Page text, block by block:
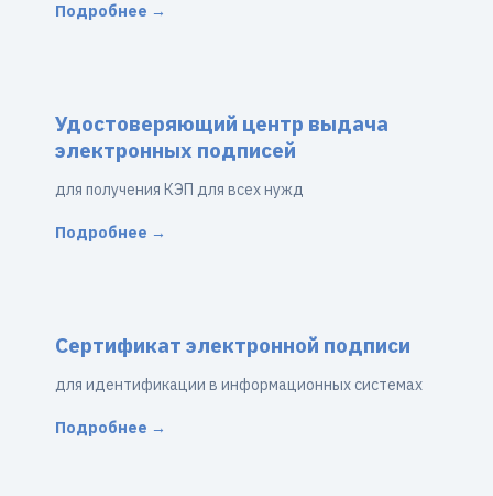
Подробнее →
Удостоверяющий центр выдача
электронных подписей
для получения КЭП для всех нужд
Подробнее →
Сертификат электронной подписи
для идентификации в информационных системах
Подробнее →